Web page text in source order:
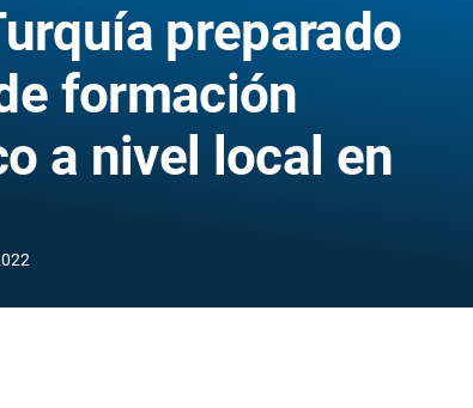
preparado
formación
a nivel local en